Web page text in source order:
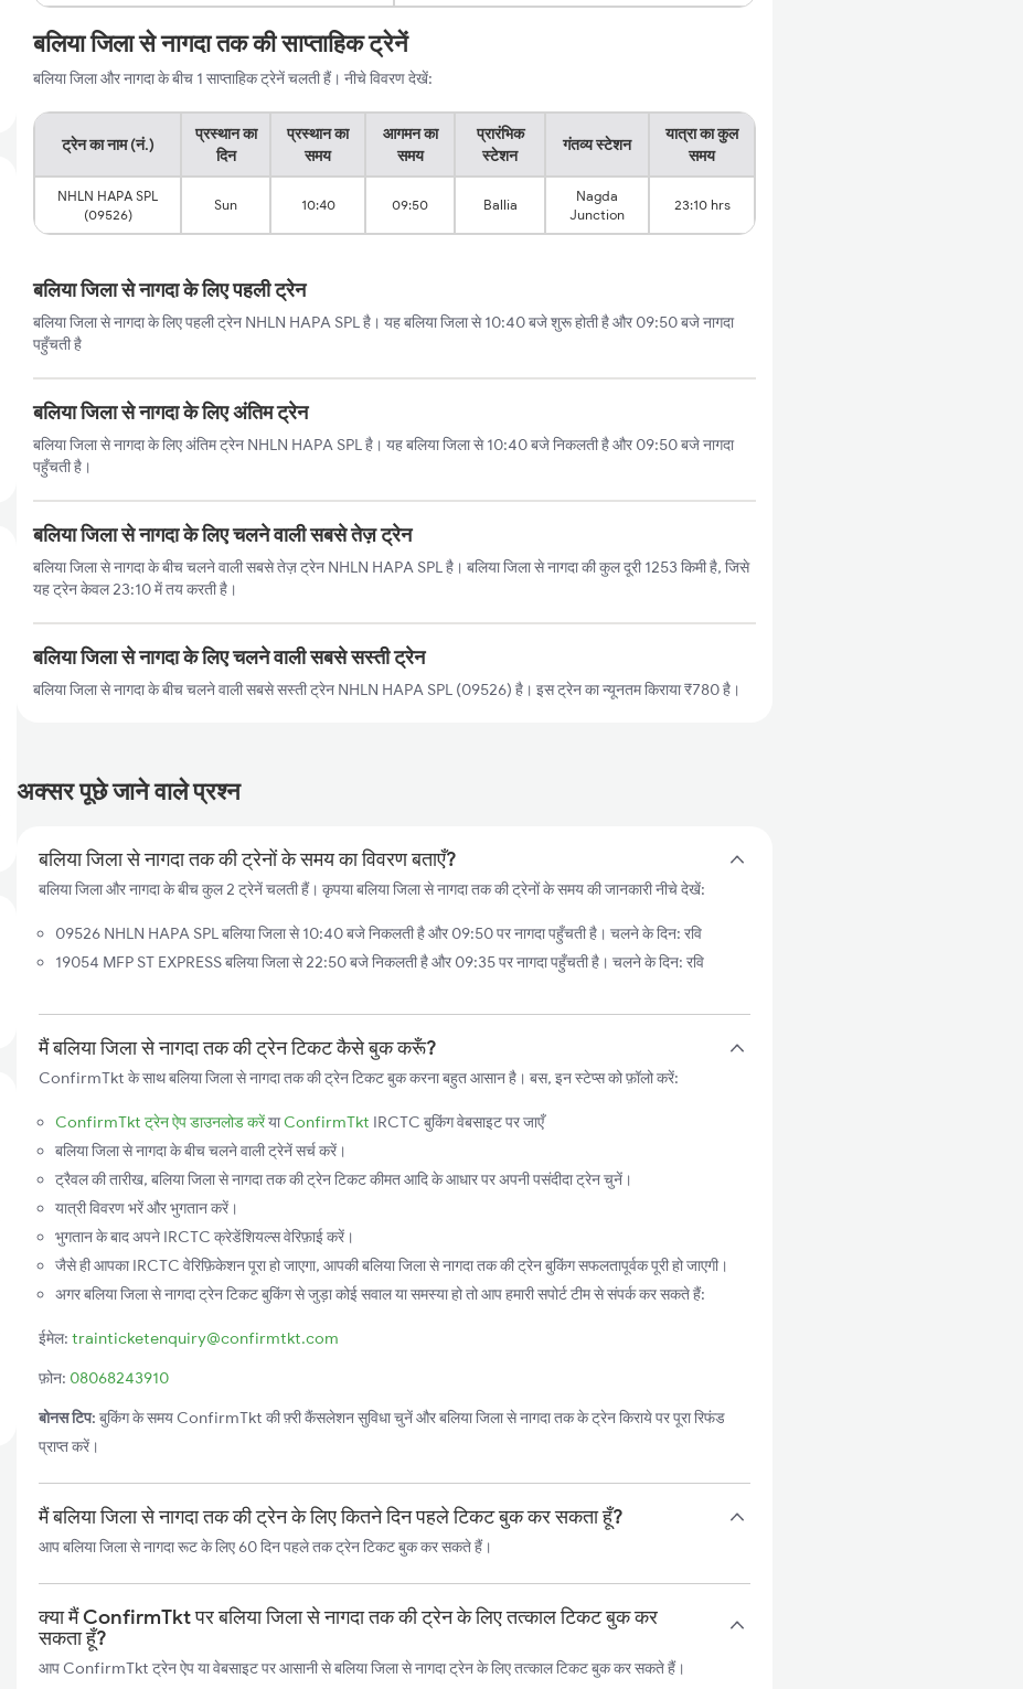
बलिया जिला से नागदा तक की साप्ताहिक ट्रेनें
बलिया जिला और नागदा के बीच 1 साप्ताहिक ट्रेनें चलती हैं। नीचे विवरण देखें:
ट्रेन का नाम (नं.)
प्रस्थान का
दिन
प्रस्थान का
समय
आगमन का
समय
प्रारंभिक
स्टेशन
गंतव्य स्टेशन
यात्रा का कुल
समय
NHLN HAPA SPL
(09526)
Sun 10:40 09:50 Ballia
Nagda
Junction
23:10 hrs
बलिया जिला से नागदा के लिए पहली ट्रेन
बलिया जिला से नागदा के लिए पहली ट्रेन NHLN HAPA SPL है। यह बलिया जिला से 10:40 बजे शुरू होती है और 09:50 बजे नागदा
पहुँचती है
बलिया जिला से नागदा के लिए अंतिम ट्रेन
बलिया जिला से नागदा के लिए अंतिम ट्रेन NHLN HAPA SPL है। यह बलिया जिला से 10:40 बजे निकलती है और 09:50 बजे नागदा
पहुँचती है।
बलिया जिला से नागदा के लिए चलने वाली सबसे तेज़ ट्रेन
बलिया जिला से नागदा के बीच चलने वाली सबसे तेज़ ट्रेन NHLN HAPA SPL है। बलिया जिला से नागदा की कुल दूरी 1253 किमी है, जिसे
यह ट्रेन केवल 23:10 में तय करती है।
बलिया जिला से नागदा के लिए चलने वाली सबसे सस्ती ट्रेन
बलिया जिला से नागदा के बीच चलने वाली सबसे सस्ती ट्रेन NHLN HAPA SPL (09526) है। इस ट्रेन का न्यूनतम किराया ₹780 है।
अक्सर पूछे जाने वाले प्रश्न
बलिया जिला से नागदा तक की ट्रेनों के समय का विवरण बताएँ?
बलिया जिला और नागदा के बीच कुल 2 ट्रेनें चलती हैं। कृपया बलिया जिला से नागदा तक की ट्रेनों के समय की जानकारी नीचे देखें:
09526 NHLN HAPA SPL बलिया जिला से 10:40 बजे निकलती है और 09:50 पर नागदा पहुँचती है। चलने के दिन: रवि
19054 MFP ST EXPRESS बलिया जिला से 22:50 बजे निकलती है और 09:35 पर नागदा पहुँचती है। चलने के दिन: रवि
मैं बलिया जिला से नागदा तक की ट्रेन टिकट कैसे बुक करूँ?
ConfirmTkt के साथ बलिया जिला से नागदा तक की ट्रेन टिकट बुक करना बहुत आसान है। बस, इन स्टेप्स को फ़ॉलो करें:
ConfirmTkt ट्रेन ऐप डाउनलोड करेंयाConfirmTkt IRCTC बुकिंग वेबसाइट पर जाएँ
बलिया जिला से नागदा के बीच चलने वाली ट्रेनें सर्च करें।
ट्रैवल की तारीख, बलिया जिला से नागदा तक की ट्रेन टिकट कीमत आदि के आधार पर अपनी पसंदीदा ट्रेन चुनें।
यात्री विवरण भरें और भुगतान करें।
भुगतान के बाद अपने IRCTC क्रेडेंशियल्स वेरिफ़ाई करें।
जैसे ही आपका IRCTC वेरिफ़िकेशन पूरा हो जाएगा, आपकी बलिया जिला से नागदा तक की ट्रेन बुकिंग सफलतापूर्वक पूरी हो जाएगी।
अगर बलिया जिला से नागदा ट्रेन टिकट बुकिंग से जुड़ा कोई सवाल या समस्या हो तो आप हमारी सपोर्ट टीम से संपर्क कर सकते हैं:
ईमेल: trainticketenquiry@confirmtkt.com
फ़ोन: 08068243910
बोनस टिप: बुकिंग के समय ConfirmTkt की फ़्री कैंसलेशन सुविधा चुनें और बलिया जिला से नागदा तक के ट्रेन किराये पर पूरा रिफंड
प्राप्त करें।
मैं बलिया जिला से नागदा तक की ट्रेन के लिए कितने दिन पहले टिकट बुक कर सकता हूँ?
आप बलिया जिला से नागदा रूट के लिए 60 दिन पहले तक ट्रेन टिकट बुक कर सकते हैं।
क्या मैं ConfirmTkt पर बलिया जिला से नागदा तक की ट्रेन के लिए तत्काल टिकट बुक कर
सकता हूँ?
आप ConfirmTkt ट्रेन ऐप या वेबसाइट पर आसानी से बलिया जिला से नागदा ट्रेन के लिए तत्काल टिकट बुक कर सकते हैं।